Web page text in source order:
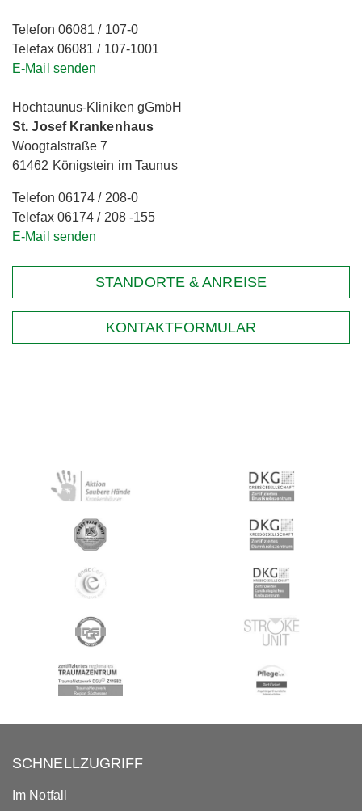
Telefon 06081 / 107-0
Telefax 06081 / 107-1001
E-Mail senden
Hochtaunus-Kliniken gGmbH
St. Josef Krankenhaus
Woogtalstraße 7
61462 Königstein im Taunus
Telefon 06174 / 208-0
Telefax 06174 / 208 -155
E-Mail senden
STANDORTE & ANREISE
KONTAKTFORMULAR
SCHNELLZUGRIFF
Im Notfall